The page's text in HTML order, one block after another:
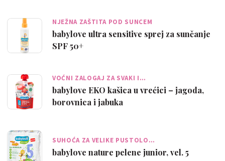
NJEŽNA ZAŠTITA POD SUNCEM
babylove ultra sensitive sprej za sunčanje
SPF 50+
VOĆNI ZALOGAJ ZA SVAKI I…
babylove EKO kašica u vrećici – jagoda,
borovnica i jabuka
SUHOĆA ZA VELIKE PUSTOLO…
babylove nature pelene junior, vel. 5